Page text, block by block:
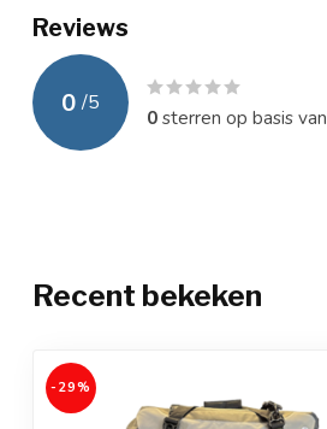
Reviews
0 /5
0sterren op basis van
Recent bekeken
-29%